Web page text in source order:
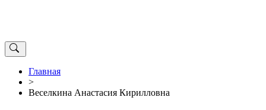
Главная
>
Веселкина Анастасия Кирилловна